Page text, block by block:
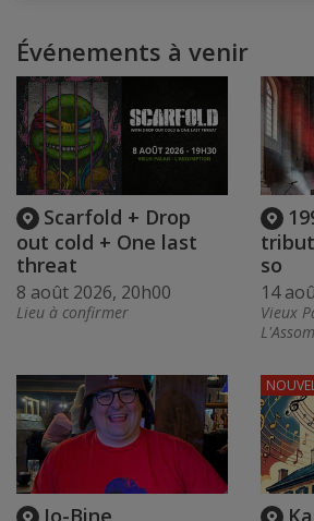
Événements à venir
Scarfold + Drop
out cold + One last
threat
8 août 2026, 20h00
Lieu à confirmer
so
14
Vieux
Jo-Bine